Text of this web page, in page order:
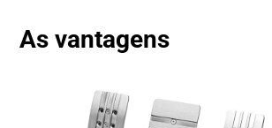
As vantagens